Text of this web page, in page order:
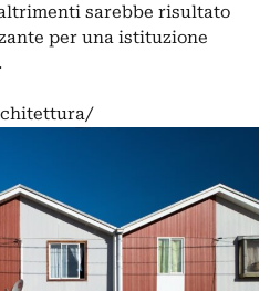
sarebbe risultato
per una istituzione